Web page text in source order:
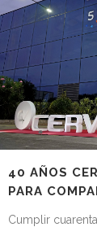
40 AÑOS
PARA
Cumplir